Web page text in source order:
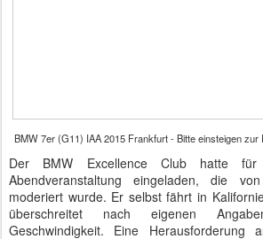
BMW 7er (G11) IAA 2015 Frankfurt - Bitte einsteigen zur
Der BMW Excellence Club hatte
Abendveranstaltung eingeladen, die
moderiert wurde. Er selbst fährt in
überschreitet nach eigenen
Geschwindigkeit. Eine Herausforderung